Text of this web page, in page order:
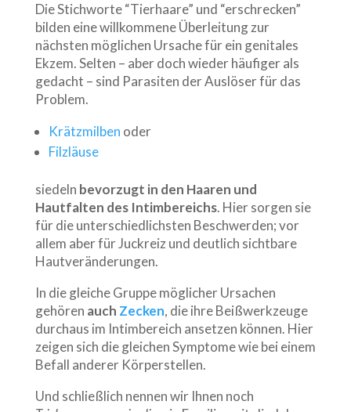
Die Stichworte “Tierhaare” und “erschrecken”
bilden eine willkommene Überleitung zur
nächsten möglichen Ursache für ein genitales
Ekzem. Selten – aber doch wieder häufiger als
gedacht – sind Parasiten der Auslöser für das
Problem.
Krätzmilben oder
Filzläuse
siedeln bevorzugt in den Haaren und
Hautfalten des Intimbereichs. Hier sorgen sie
für die unterschiedlichsten Beschwerden; vor
allem aber für Juckreiz und deutlich sichtbare
Hautveränderungen.
In die gleiche Gruppe möglicher Ursachen
gehören auch Zecken, die ihre Beißwerkzeuge
durchaus im Intimbereich ansetzen können. Hier
zeigen sich die gleichen Symptome wie bei einem
Befall anderer Körperstellen.
Und schließlich nennen wir Ihnen noch